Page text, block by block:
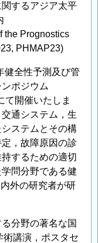
するアジア太平
the Prognostics
PHMAP23)
全性予測及び管
ポジウム
て開催いたしま
通システム，生
ステムとその構
，故障原因の診
するための適切
問分野である健
外の研究者が研
分野の著名な国
術講演，ポスタセ